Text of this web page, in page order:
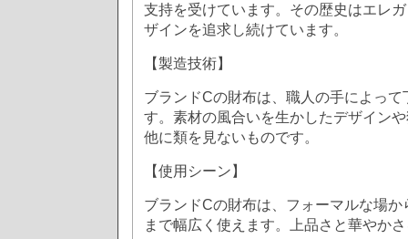
支持を受けています。その歴史はエレ
ザインを追求し続けています。
【製造技術】
ブランドCの財布は、職人の手によっ
す。素材の風合いを生かしたデザイン
他に類を見ないものです。
【使用シーン】
ブランドCの財布は、フォーマルな場
まで幅広く使えます。上品さと華やか